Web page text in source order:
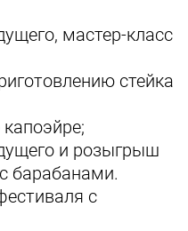
мастер-класс
стейка
и розыгрыш
барабанами.
с